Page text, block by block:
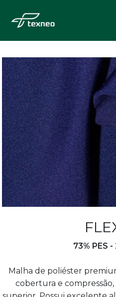
73% PES -
Malha de poliéster
cobertura e